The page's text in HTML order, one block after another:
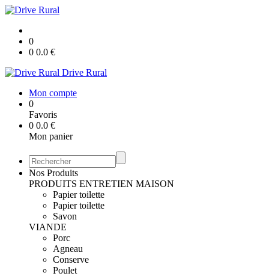
0
0 0.0 €
Drive Rural
Mon compte
0
Favoris
0 0.0 €
Mon panier
Nos Produits
PRODUITS ENTRETIEN MAISON
Papier toilette
Papier toilette
Savon
VIANDE
Porc
Agneau
Conserve
Poulet